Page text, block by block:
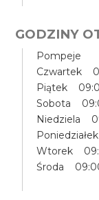
GODZINY
Pompeje
Czwartek
Piątek
Sobota
Niedziela
Wtorek
Środa